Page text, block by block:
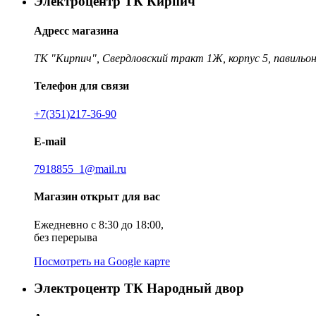
Адресс магазина
ТК "Кирпич", Свердловский тракт 1Ж, корпус 5,
Телефон для связи
+7(351)217-36-90
E-mail
7918855_1@mail.ru
Магазин открыт для вас
Ежедневно с 8:30 до 18:00,
без перерыва
Посмотреть на Google карте
Электроцентр ТК Народный двор